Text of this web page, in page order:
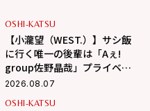
OSHI-KATSU
【小瀧望（WEST.）】サシ飯
に行く唯一の後輩は「Aぇ!
group佐野晶哉」プライベー
トな交友録を告白
2026.08.07
OSHI-KATSU